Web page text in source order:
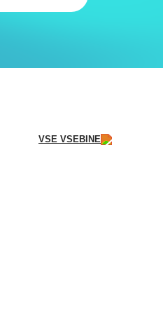
VSE VSEBINE